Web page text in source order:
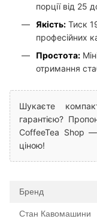
порції від 25
Якість: Тиск
професійних
Простота:
отримання
Шукаєте
гарантією?
CoffeeTea Shop —
ціною!
Бренд
Стан Кавомашини